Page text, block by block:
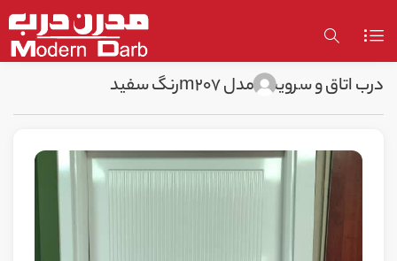
درب اتاق و سرویس مدل m207رنگ سفید